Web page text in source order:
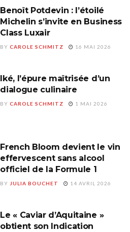
Benoît Potdevin : l’étoilé
Michelin s’invite en Business
Class Luxair
BY CAROLE SCHMITZ 16 MAI 2026
Iké, l’épure maîtrisée d’un
dialogue culinaire
BY CAROLE SCHMITZ 1 MAI 2026
French Bloom devient le vin
effervescent sans alcool
officiel de la Formule 1
BY JULIA BOUCHET 14 AVRIL 2026
Le « Caviar d’Aquitaine »
obtient son Indication